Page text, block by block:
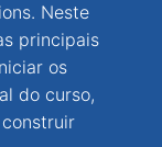
Neste
principais
os
do curso,